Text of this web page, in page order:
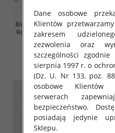
Bluzki damskie (Francja produkt)
Roz S/M-M/L, Mix Kolor Paczka
39.00 zł
szczegóły
Dane osobowe
Klientów
zakresem
zezwolenia oraz
szczególności
sierpnia 1997 r. o
(Dz. U. Nr 133, poz.
osobowe Klientów
serwerach
bezpieczeństwo.
posiadają jedynie
Sklepu.